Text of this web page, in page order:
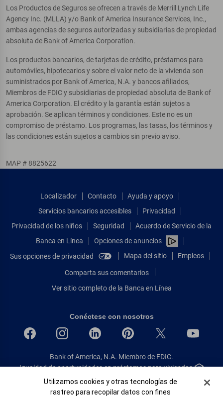
Los Productos de Seguros se ofrecen a través de Merrill Lynch Life
Agency Inc. (MLLA) y/o Bank of America Insurance Services, Inc.,
ambas agencias de seguros autorizadas y subsidiarias de propiedad
absoluta de Bank of America Corporation.
Los productos bancarios, de tarjetas de crédito, préstamos para
automóviles, hipotecarios y sobre el valor neto de la vivienda son
suministrados por Bank of America, N.A. y bancos afiliados,
Miembros de FDIC y subsidiarias de propiedad absoluta de Bank of
America Corporation. El crédito y la garantía están sujetos a
aprobación. Se aplican términos y condiciones. Este no es un
compromiso de préstamo. Los programas, las tasas, los términos y
las condiciones están sujetos a cambios sin previo aviso.
MAP # 8825622
Localizador Contacto
Ayuda y apoyo
Servicios bancarios accesibles
Privacidad
Privacidad de los niños
Seguridad
Acuerdo de Servicio de la
Banca en Línea
Opciones de anuncios
Sus opciones de privacidad
Mapa del sitio Empleos
Comparta sus comentarios
Ver sitio completo de la Banca en Línea
Conéctese con nosotros
Bank of America, N.A. Miembro de FDIC.
Igualdad de oportunidades en préstamos para viviendas
© 2026 Bank of America Corporation.
Todos Los Derechos Reservados.
Banner de Cookies
Utilizamos cookies y otras tecnologías de
rastreo para recopilar datos con fines